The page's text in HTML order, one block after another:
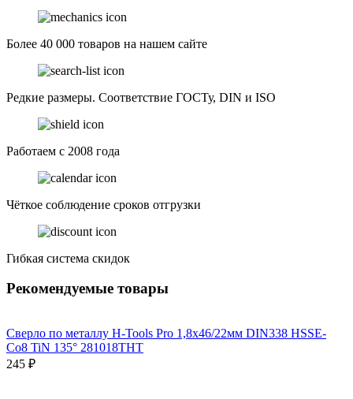
Более 40 000 товаров на нашем сайте
Редкие размеры. Соответствие ГОСТу, DIN и ISO
Работаем с 2008 года
Чёткое соблюдение сроков отгрузки
Гибкая система скидок
Рекомендуемые товары
Сверло по металлу H-Tools Pro 1,8x46/22мм DIN338 HSSE-
Co8 TiN 135° 281018THT
245 ₽